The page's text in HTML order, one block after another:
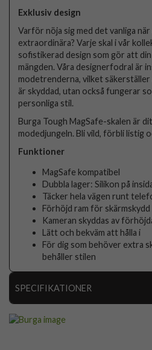
Exklusiv design
Varför nöja sig med det vanliga
extraordinära? Varje skal i vår
sofistikerad design som gör att
mängden. Våra designerfodral är
modetrenderna, vilket
är skyddad, utan också fungerar
personliga stil.
Burga Tough MagSafe-skalen är
modedjungeln. Bli vild, förbli listig
Funktioner
MagSafe kompatibel
Dubbla lager: Silikon på
Täcker hela vägen runt
Förhöjd ram för skärmskydd
Kameran skyddas av
Lätt och bekväm att hålla i
För dig som behöver extra
behåller stilen
SPECIFIKATIONER